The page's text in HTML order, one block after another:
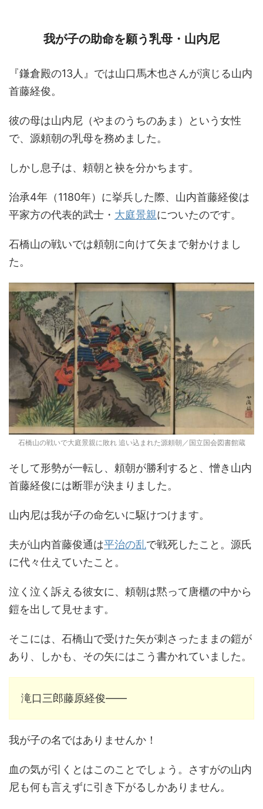
我が子の助命を願う乳母・山内尼
『鎌倉殿の13人』では山口馬木也さんが演じる山内
首藤経俊。
彼の母は山内尼（やまのうちのあま）という女性
で、源頼朝の乳母を務めました。
しかし息子は、頼朝と袂を分かちます。
治承4年（1180年）に挙兵した際、山内首藤経俊は
平家方の代表的武士・ 大庭景親についたのです。
石橋山の戦いでは頼朝に向けて矢まで射かけまし
た。
石橋山の戦いで大庭景親に敗れ 追い込まれた源頼朝／国立国会図書館蔵
そして形勢が一転し、頼朝が勝利すると、憎き山内
首藤経俊には断罪が決まりました。
山内尼は我が子の命乞いに駆けつけます。
夫が山内首藤俊通は平治の乱で戦死したこと。源氏
に代々仕えていたこと。
泣く泣く訴える彼女に、頼朝は黙って唐櫃の中から
鎧を出して見せます。
そこには、石橋山で受けた矢が刺さったままの鎧が
あり、しかも、その矢にはこう書かれていました。
滝口三郎藤原経俊――
我が子の名ではありませんか！
血の気が引くとはこのことでしょう。さすがの山内
尼も何も言えずに引き下がるしかありません。